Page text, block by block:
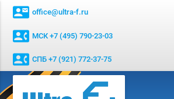
contact_mail office@ultra-f.ru
contact_phone МСК +7 (495) 790-23-03
contact_phone СПБ +7 (921) 772-37-75